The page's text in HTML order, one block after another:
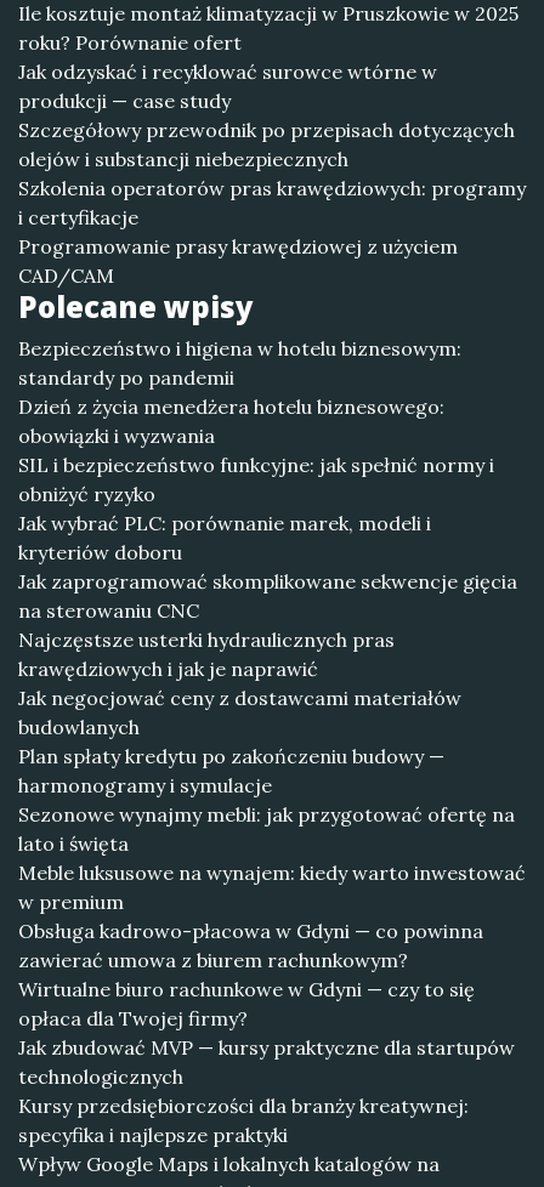
Ile kosztuje montaż klimatyzacji w Pruszkowie w 2025
roku? Porównanie ofert
Jak odzyskać i recyklować surowce wtórne w
produkcji — case study
Szczegółowy przewodnik po przepisach dotyczących
olejów i substancji niebezpiecznych
Szkolenia operatorów pras krawędziowych: programy
i certyfikacje
Programowanie prasy krawędziowej z użyciem
CAD/CAM
Polecane wpisy
Bezpieczeństwo i higiena w hotelu biznesowym:
standardy po pandemii
Dzień z życia menedżera hotelu biznesowego:
obowiązki i wyzwania
SIL i bezpieczeństwo funkcyjne: jak spełnić normy i
obniżyć ryzyko
Jak wybrać PLC: porównanie marek, modeli i
kryteriów doboru
Jak zaprogramować skomplikowane sekwencje gięcia
na sterowaniu CNC
Najczęstsze usterki hydraulicznych pras
krawędziowych i jak je naprawić
Jak negocjować ceny z dostawcami materiałów
budowlanych
Plan spłaty kredytu po zakończeniu budowy —
harmonogramy i symulacje
Sezonowe wynajmy mebli: jak przygotować ofertę na
lato i święta
Meble luksusowe na wynajem: kiedy warto inwestować
w premium
Obsługa kadrowo-płacowa w Gdyni — co powinna
zawierać umowa z biurem rachunkowym?
Wirtualne biuro rachunkowe w Gdyni — czy to się
opłaca dla Twojej firmy?
Jak zbudować MVP — kursy praktyczne dla startupów
technologicznych
Kursy przedsiębiorczości dla branży kreatywnej:
specyfika i najlepsze praktyki
Wpływ Google Maps i lokalnych katalogów na